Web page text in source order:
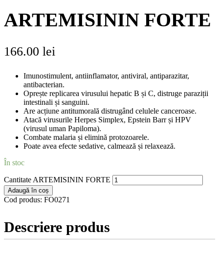
ARTEMISININ FORTE
166.00 lei
Imunostimulent, antiinflamator, antiviral, antiparazitar,
antibacterian.
Oprește replicarea virusului hepatic B și C, distruge paraziții
intestinali și sanguini.
Are acțiune antitumorală distrugând celulele canceroase.
Atacă virusurile Herpes Simplex, Epstein Barr și HPV
(virusul uman Papiloma).
Combate malaria și elimină protozoarele.
Poate avea efecte sedative, calmează și relaxează.
În stoc
Cantitate ARTEMISININ FORTE
Adaugă în coș
Cod produs: FO0271
Descriere produs